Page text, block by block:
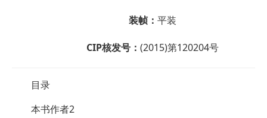
装帧： 平装
CIP核发号： (2015)第120204号
目录
本书作者2